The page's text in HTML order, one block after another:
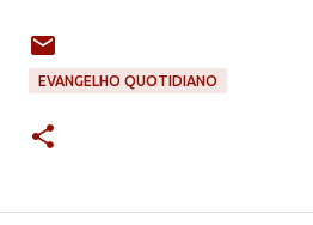
EVANGELHO QUOTIDIANO